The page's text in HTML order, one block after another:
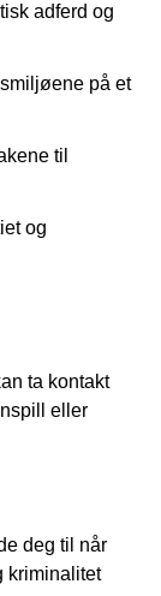
adferd og
på et
til
og
ta kontakt
eller
deg til når
kriminalitet